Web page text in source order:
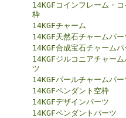
14KGFコインフレーム・コ
枠
14KGFチャーム
14KGF天然石チャームパー
14KGF合成宝石チャームパ
14KGFジルコニアチャーム
ツ
14KGFパールチャームパー
14KGFペンダント空枠
14KGFデザインパーツ
14KGFペンダントパーツ